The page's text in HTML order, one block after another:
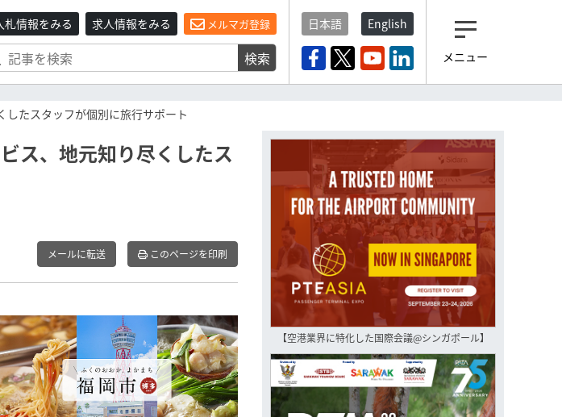
札情報をみる 求人情報をみる メルマガ登録
検索
日本語 English
メニュー
たスタッフが個別に旅行サポート
ス、地元知り尽くしたス
メールに転送 このページを印刷
【空港業界に特化した国際会議@シンガポール】
観光産業ニュース「トラベ
登録済みですよね？
もし未だ登録していないなら…
いますぐ登録する